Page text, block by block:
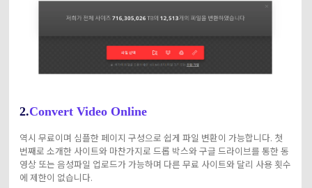
2.Convert Video Online
역시 무료이며 심플한 페이지 구성으로 쉽게 파일 변환이 가능합니다. 첫
번째로 소개한 사이트와 마찬가지로 드롭 박스와 구글 드라이브를 통한 동
영상 또는 음성파일 업로드가 가능하며 다른 무료 사이트와 달리 사용 횟수
에 제한이 없습니다.